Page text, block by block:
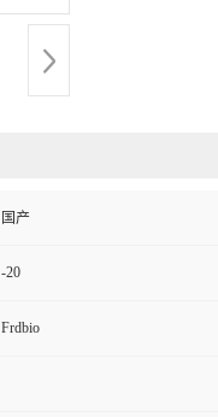
国产
-20
Frdbio